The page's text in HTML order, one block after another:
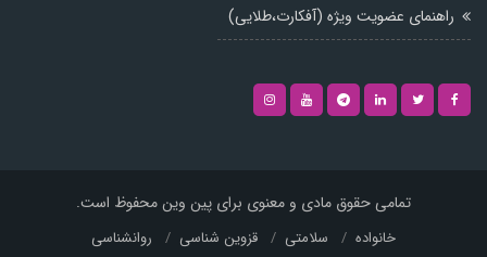
راهنمای عضویت ویژه (آفکارت،طلایی)
تمامی حقوق مادی و معنوی برای پین وین محفوظ است.
خانواده سلامتی قزوین شناسی روانشناسی